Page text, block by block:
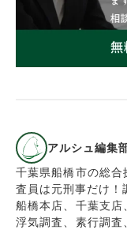
アルシュ編集
千葉県船橋市の総
査員は元刑事だけ！
船橋本店、千葉支店
浮気調査、素行調